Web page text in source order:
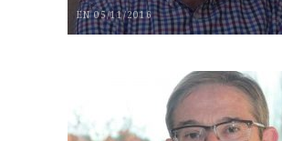
EN 05/11/2016